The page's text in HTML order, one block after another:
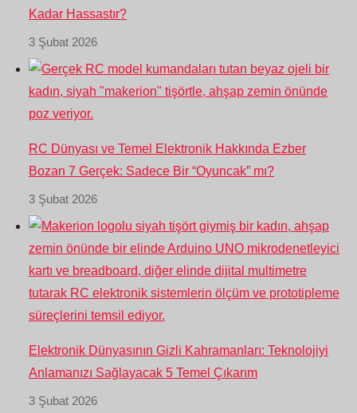
Kadar Hassastır?
3 Şubat 2026
RC Dünyası ve Temel Elektronik Hakkında Ezber
Bozan 7 Gerçek: Sadece Bir “Oyuncak” mı?
3 Şubat 2026
Elektronik Dünyasının Gizli Kahramanları: Teknolojiyi
Anlamanızı Sağlayacak 5 Temel Çıkarım
3 Şubat 2026